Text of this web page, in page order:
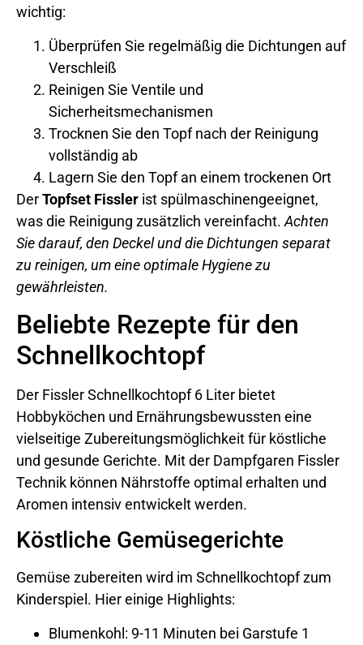
wichtig:
Überprüfen Sie regelmäßig die Dichtungen auf
Verschleiß
Reinigen Sie Ventile und
Sicherheitsmechanismen
Trocknen Sie den Topf nach der Reinigung
vollständig ab
Lagern Sie den Topf an einem trockenen Ort
DerTopfset Fissler ist spülmaschinengeeignet,
was die Reinigung zusätzlich vereinfacht. Achten
Sie darauf, den Deckel und die Dichtungen separat
zu reinigen, um eine optimale Hygiene zu
gewährleisten.
Beliebte Rezepte für den
Schnellkochtopf
Der Fissler Schnellkochtopf 6 Liter bietet
Hobbyköchen und Ernährungsbewussten eine
vielseitige Zubereitungsmöglichkeit für köstliche
und gesunde Gerichte. Mit der Dampfgaren Fissler
Technik können Nährstoffe optimal erhalten und
Aromen intensiv entwickelt werden.
Köstliche Gemüsegerichte
Gemüse zubereiten wird im Schnellkochtopf zum
Kinderspiel. Hier einige Highlights:
Blumenkohl: 9-11 Minuten bei Garstufe 1